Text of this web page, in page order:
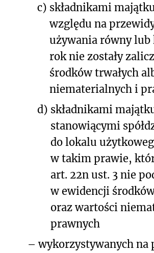
c) składnikami
względu na
używania równy
rok nie zostały
środków trwałych
niematerialnych i
d) składnikami
stanowiącymi
do lokalu
w takim prawie,
art. 22n ust. 3 nie
w ewidencji
oraz wartości
prawnych
– wykorzystywanych na